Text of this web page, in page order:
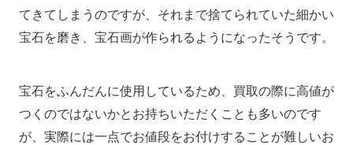
てきてしまうのですが、それまで捨てられていた細かい
宝石を磨き、宝石画が作られるようになったそうです。
宝石をふんだんに使用しているため、買取の際に高値が
つくのではないかとお持ちいただくことも多いのです
が、実際には一点でお値段をお付けすることが難しいお